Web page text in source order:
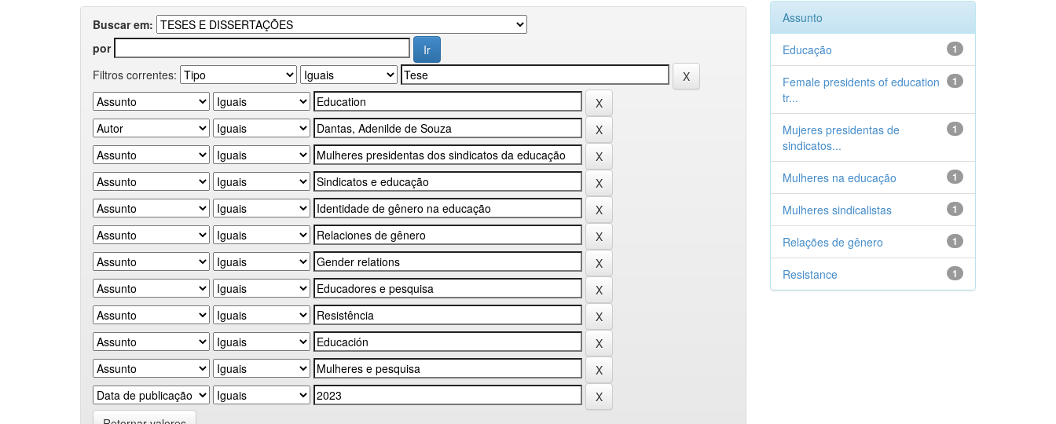
Buscar em:
por
Filtros correntes:
Assunto
1
Educação
1
Female presidents of education
tr...
1
Mujeres presidentas de
sindicatos...
1
Mulheres na educação
1
Mulheres sindicalistas
1
Relações de gênero
1
Resistance